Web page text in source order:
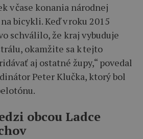
v čase konania národnej
bicykli. Keď v roku 2015
schválilo, že kraj vybuduje
okamžite sa k tejto
aj ostatné župy,“ povedal
Peter Klučka, ktorý bol
obcou Ladce